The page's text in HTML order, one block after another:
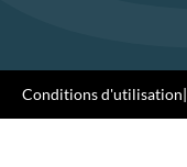
Conditions d'utilisation|